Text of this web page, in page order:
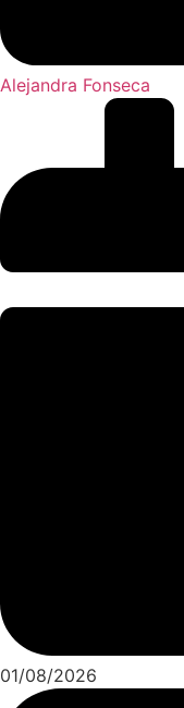
Alejandra Fonseca
01/08/2026